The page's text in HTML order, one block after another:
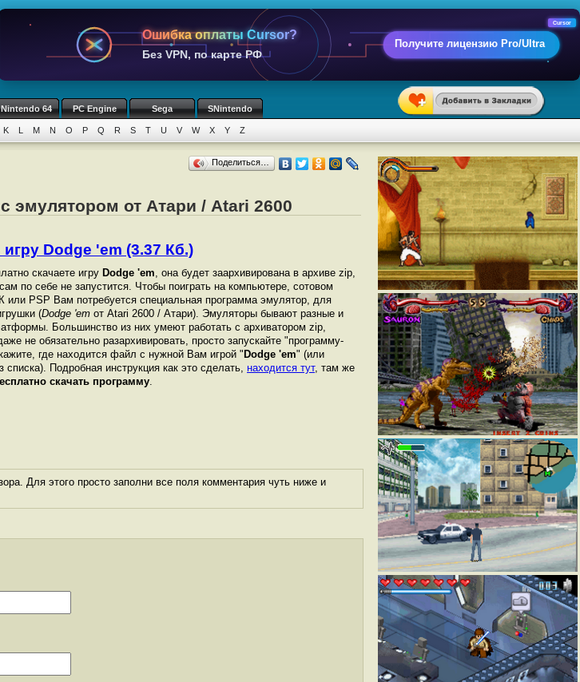
Ошибка оплаты Cursor?
Без VPN, по карте РФ
Получите лицензию Pro/Ultra
Cursor
Nintendo 64 PC Engine Sega SNintendo
K L M N O P Q R S T U V W X Y Z
Поделиться…
эмулятором от Атари / Atari 2600
игру Dodge 'em (3.37 Кб.)
скачаете игру Dodge 'em, она будет заархивирована в архиве zip,
по себе не запустится. Чтобы поиграть на компьютере, сотовом
или PSP Вам потребуется специальная программа эмулятор, для
(Dodge 'em от Atari 2600 / Атари). Эмуляторы бывают разные и
Большинство из них умеют работать с архиватором zip,
не обязательно разархивировать, просто запускайте "программу-
где находится файл с нужной Вам игрой "Dodge 'em" (или
списка). Подробная инструкция как это сделать, находится тут, там же
скачать программу.
Для этого просто заполни все поля комментария чуть ниже и